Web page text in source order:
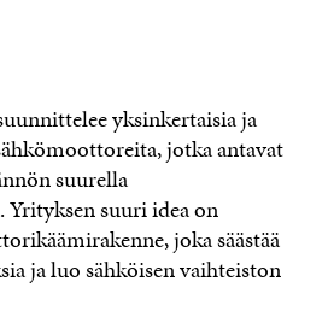
yksinkertaisia ja
jotka antavat
suurella
suuri idea on
joka säästää
ja luo sähköisen vaihteiston